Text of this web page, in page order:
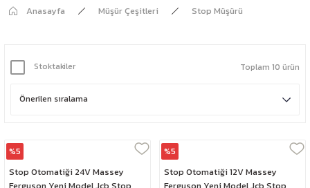
Anasayfa Müşür Çeşitleri Stop Müşürü
Stoktakiler Toplam 10 ürün
%5
Klf
Stop Otomatiği 24V Massey
%5
Klf
Stop Otomatiği 12V Massey